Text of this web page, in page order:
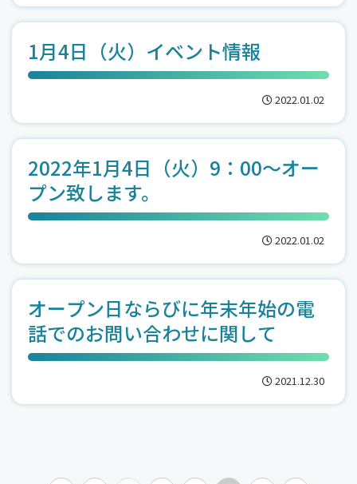
1月4日（火）イベント情報
2022.01.02
2022年1月4日（火）9：00～オー
プン致します。
2022.01.02
オープン日ならびに年末年始の電
話でのお問い合わせに関して
2021.12.30